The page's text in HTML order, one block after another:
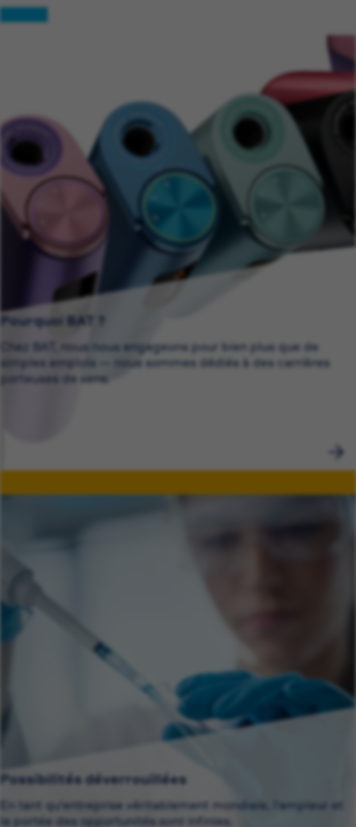
Pourquoi BAT ?
Chez BAT, nous nous engageons pour bien plus que de
simples emplois — nous sommes dédiés à des carrières
porteuses de sens.
Possibilités déverrouillées
En tant qu'entreprise véritablement mondiale, l'ampleur et
la portée des opportunités sont infinies.